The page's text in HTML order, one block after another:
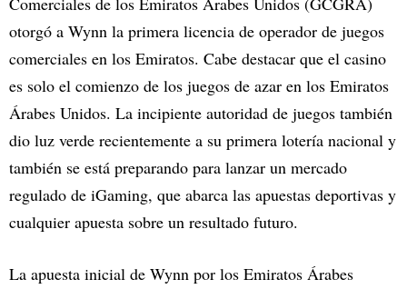
otorgó a Wynn la primera licencia de operador de juegos
comerciales en los Emiratos. Cabe destacar que el casino
es solo el comienzo de los juegos de azar en los Emiratos
Árabes Unidos. La incipiente autoridad de juegos también
dio luz verde recientemente a su primera lotería nacional y
también se está preparando para lanzar un mercado
regulado de iGaming, que abarca las apuestas deportivas y
cualquier apuesta sobre un resultado futuro.
La apuesta inicial de Wynn por los Emiratos Árabes